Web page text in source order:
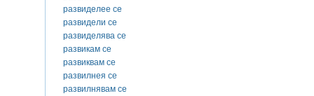
развиделее се
развидели се
развиделява се
развикам се
развиквам се
развилнея се
развилнявам се